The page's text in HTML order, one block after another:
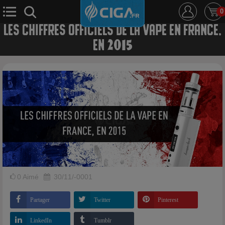
0
Cbd Nouveautés
Ciga +
LES CHIFFRES OFFICIELS DE LA VAPE EN FRANCE,
EN 2015
0 Aimé 30/11/-0001
Partager Twitter Pinterest
LinkedIn Tumblr